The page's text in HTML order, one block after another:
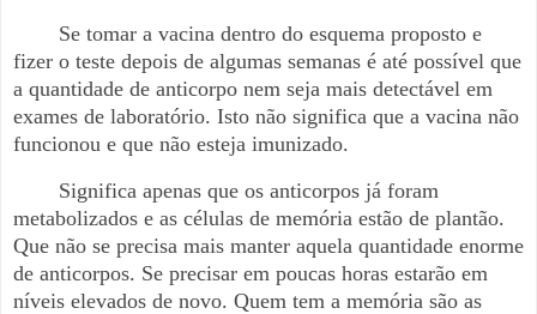
Se tomar a vacina dentro do esquema proposto e
fizer o teste depois de algumas semanas é até possível que
a quantidade de anticorpo nem seja mais detectável em
exames de laboratório. Isto não significa que a vacina não
funcionou e que não esteja imunizado.
Significa apenas que os anticorpos já foram
metabolizados e as células de memória estão de plantão.
Que não se precisa mais manter aquela quantidade enorme
de anticorpos. Se precisar em poucas horas estarão em
níveis elevados de novo. Quem tem a memória são as